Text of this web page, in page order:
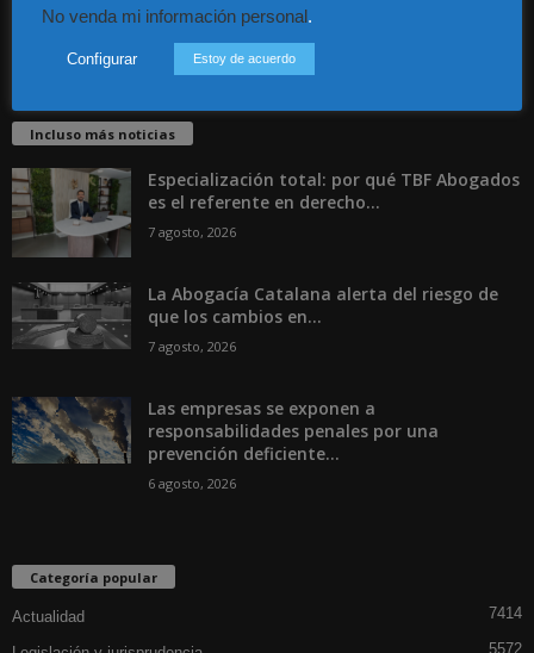
Incluso más noticias
Especialización total: por qué TBF Abogados
es el referente en derecho...
7 agosto, 2026
La Abogacía Catalana alerta del riesgo de
que los cambios en...
7 agosto, 2026
Las empresas se exponen a
responsabilidades penales por una
prevención deficiente...
6 agosto, 2026
Categoría popular
Actualidad 7414
5572
No venda mi información personal.
Configurar Estoy de acuerdo